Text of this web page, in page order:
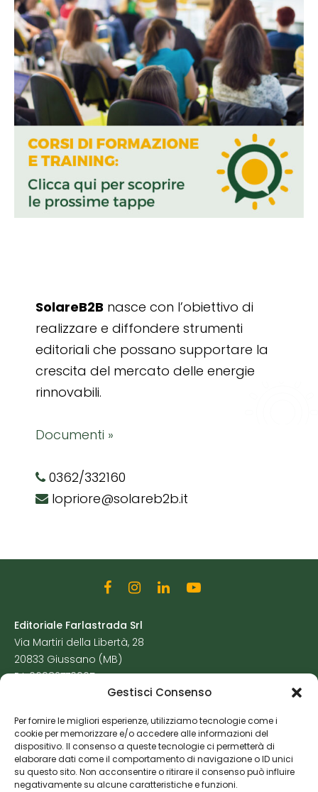
Gestisci Consenso
Per fornire le migliori esperienze, utilizziamo tecnologie come i
cookie per memorizzare e/o accedere alle informazioni del
dispositivo. Il consenso a queste tecnologie ci permetterà di
elaborare dati come il comportamento di navigazione o ID unici
su questo sito. Non acconsentire o ritirare il consenso può influire
negativamente su alcune caratteristiche e funzioni.
SolareB2B nasce con l’obiettivo di
realizzare e diffondere strumenti
editoriali che possano supportare la
crescita del mercato delle energie
rinnovabili.
Documenti »
0362/332160
lopriore@solareb2b.it
Editoriale Farlastrada Srl
Via Martiri della Libertà, 28
20833 Giussano (MB)
P.I. 06982770965
Cookie Policy
Risorse Aggiuntive